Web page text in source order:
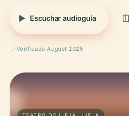
Escuchar audioguía
Verificado August 2025